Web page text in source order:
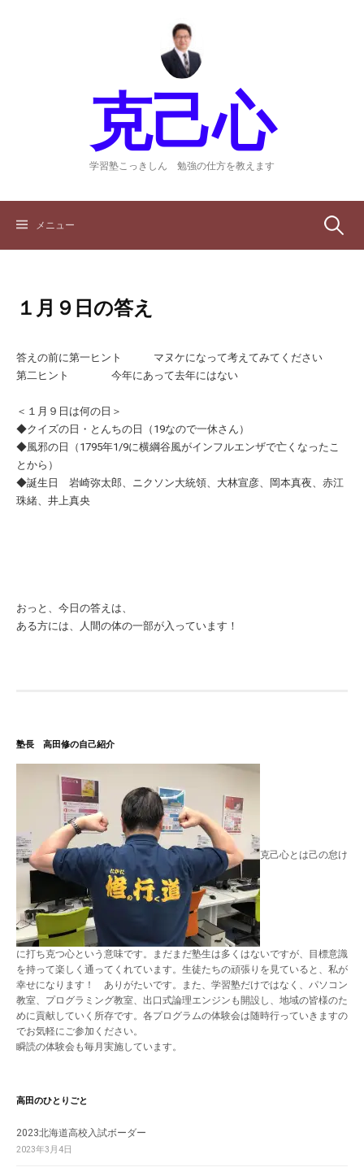
克己心
学習塾こっきしん 勉強の仕方を教えます
メニュー 検
１月９日の答え
答えの前に第一ヒント マヌケになって考えてみてください
第二ヒント 今年にあって去年にはない
＜１月９日は何の日＞
◆クイズの日・とんちの日（19なので一休さん）
◆風邪の日（1795年1/9に横綱谷風がインフルエンザで亡くなったこ
とから）
◆誕生日 岩崎弥太郎、ニクソン大統領、大林宣彦、岡本真夜、赤江
珠緒、井上真央
おっと、今日の答えは、
ある方には、人間の体の一部が入っています！
塾長 高田修の自己紹介
克己心とは己の怠け
に打ち克つ心という意味です。まだまだ塾生は多くはないですが、目標意識
を持って楽しく通ってくれています。生徒たちの頑張りを見ていると、私が
幸せになります！ ありがたいです。また、学習塾だけではなく、パソコン
教室、プログラミング教室、出口式論理エンジンも開設し、地域の皆様のた
めに貢献していく所存です。各プログラムの体験会は随時行っていきますの
でお気軽にご参加ください。
瞬読の体験会も毎月実施しています。
高田のひとりごと
2023北海道高校入試ボーダー
2023年3月4日